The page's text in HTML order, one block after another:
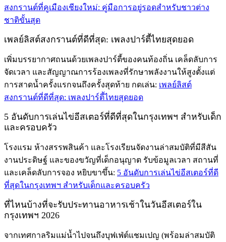
สงกรานต์ที่คูเมืองเชียงใหม่: คู่มือการอยู่รอดสำหรับชาวต่าง
ชาติขั้นสุด
เพลย์ลิสต์สงกรานต์ที่ดีที่สุด: เพลงปาร์ตี้ไทยสุดยอด
เพิ่มบรรยากาศถนนด้วยเพลงปาร์ตี้ของคนท้องถิ่น เคล็ดลับการ
จัดเวลา และสัญญาณการร้องเพลงที่รักษาพลังงานให้สูงตั้งแต่
การสาดน้ำครั้งแรกจนถึงครั้งสุดท้าย กดเล่น: เพลย์ลิสต์
สงกรานต์ที่ดีที่สุด: เพลงปาร์ตี้ไทยสุดยอด
5 อันดับการเล่นไข่อีสเตอร์ที่ดีที่สุดในกรุงเทพฯ สำหรับเด็ก
และครอบครัว
โรงแรม ห้างสรรพสินค้า และโรงเรียนจัดงานล่าสมบัติที่มีสีสัน
งานประดิษฐ์ และของขวัญที่เด็กอนุญาต รับข้อมูลเวลา สถานที่
และเคล็ดลับการจอง หยิบขาขึ้น: 5 อันดับการเล่นไข่อีสเตอร์ที่ดี
ที่สุดในกรุงเทพฯ สำหรับเด็กและครอบครัว
ที่ไหนบ้างที่จะรับประทานอาหารเช้าในวันอีสเตอร์ใน
กรุงเทพฯ 2026
จากเทศกาลริมแม่น้ำไปจนถึงบุฟเฟ่ต์แชมเปญ (พร้อมล่าสมบัติ